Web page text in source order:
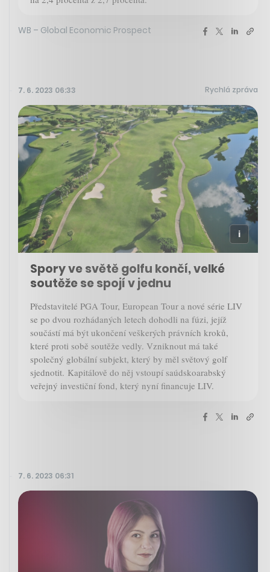
WB – Global Economic Prospect
7. 6. 2023 06:33 Rychlá zpráva
Spory ve světě golfu končí, velké
soutěže se spojí v jednu
Představitelé PGA Tour, European Tour a nové série LIV
se po dvou rozhádaných letech dohodli na fúzi, jejíž
součástí má být ukončení veškerých právních kroků,
které proti sobě soutěže vedly. Vzniknout má také
společný globální subjekt, který by měl světový golf
sjednotit. Kapitálově do něj vstoupí saúdskoarabský
veřejný investiční fond, který nyní financuje LIV.
7. 6. 2023 06:31